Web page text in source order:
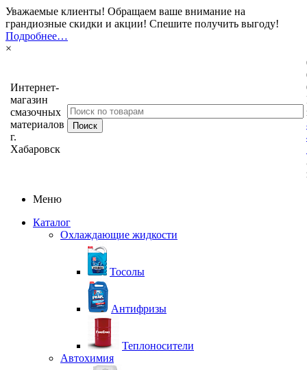
Уважаемые клиенты! Обращаем ваше внимание на
грандиозные скидки и акции! Спешите получить выгоду!
Подробнее…
×
Интернет-
магазин
смазочных
материалов
г.
Хабаровск
Меню
Каталог
Охлаждающие жидкости
Тосолы
Антифризы
Теплоносители
Автохимия